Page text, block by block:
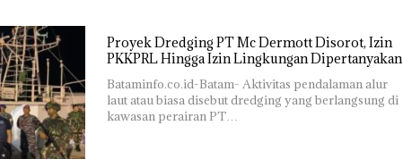
Proyek Dredging PT Mc Dermott Disorot, Izin
PKKPRL Hingga Izin Lingkungan Dipertanyakan
Bataminfo.co.id-Batam- Aktivitas pendalaman alur
laut atau biasa disebut dredging yang berlangsung di
kawasan perairan PT…